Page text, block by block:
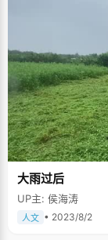
大雨过后
UP主: 侯海涛
人文 • 2023/8/2